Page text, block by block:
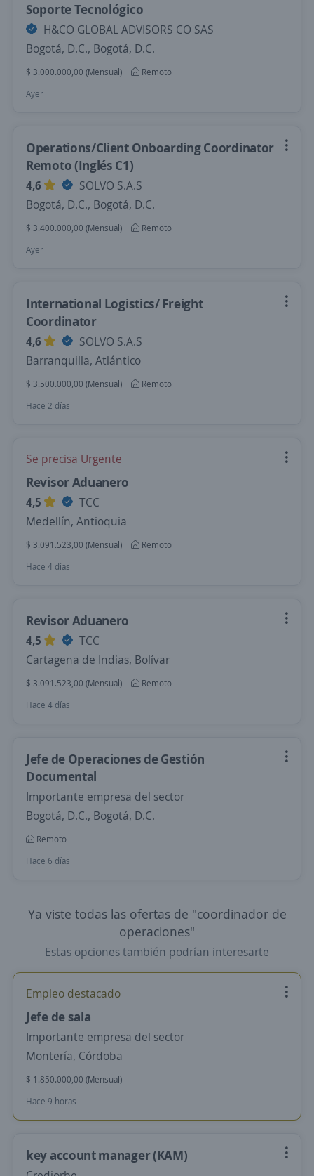
Soporte Tecnológico
H&CO GLOBAL ADVISORS CO SAS
Bogotá, D.C., Bogotá, D.C.
$ 3.000.000,00 (Mensual)
Remoto
Ayer
Operations/Client Onboarding Coordinator
Remoto (Inglés C1)
4,6
SOLVO S.A.S
Bogotá, D.C., Bogotá, D.C.
$ 3.400.000,00 (Mensual)
Remoto
Ayer
International Logistics/ Freight
Coordinator
4,6
SOLVO S.A.S
Barranquilla, Atlántico
$ 3.500.000,00 (Mensual)
Remoto
Hace 2 días
Se precisa Urgente
Revisor Aduanero
4,5
TCC
Medellín, Antioquia
$ 3.091.523,00 (Mensual)
Remoto
Hace 4 días
Revisor Aduanero
4,5
TCC
Cartagena de Indias, Bolívar
$ 3.091.523,00 (Mensual)
Remoto
Hace 4 días
Jefe de Operaciones de Gestión
Documental
Importante empresa del sector
Bogotá, D.C., Bogotá, D.C.
Remoto
Hace 6 días
Ya viste todas las ofertas de "coordinador de
operaciones"
Estas opciones también podrían interesarte
Empleo destacado
Jefe de sala
Importante empresa del sector
Montería, Córdoba
$ 1.850.000,00 (Mensual)
Hace 9 horas
key account manager (KAM)